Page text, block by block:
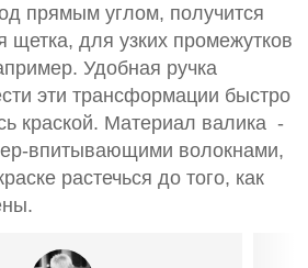
прямым углом, получится
щетка, для узких промежутков
Удобная ручка
эти трансформации быстро
краской. Материал валика -
впитывающими волокнами,
растечься до того, как